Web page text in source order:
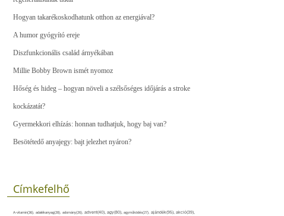
Hogyan takarékoskodhatunk otthon az energiával?
A humor gyógyító ereje
Diszfunkcionális család árnyékában
Millie Bobby Brown ismét nyomoz
Hőség és hideg – hogyan növeli a szélsőséges időjárás a stroke
kockázatát?
Gyermekkori elhízás: honnan tudhatjuk, hogy baj van?
Besötétedő anyajegy: bajt jelezhet nyáron?
Címkefelhő
A-vitamin(36), adalékanyag(28), adomány(26), advent(40), agy(80), agyműködés(27), ajándék(95), akció(39),